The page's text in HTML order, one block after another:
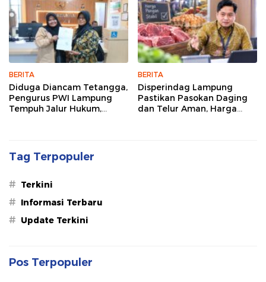
BERITA
Diduga Diancam Tetangga,
Pengurus PWI Lampung
Tempuh Jalur Hukum,
BERITA
Disperindag Lampung
Pastikan Pasokan Daging
dan Telur Aman, Harga
Tag Terpopuler
# Terkini
# Informasi Terbaru
# Update Terkini
Pos Terpopuler